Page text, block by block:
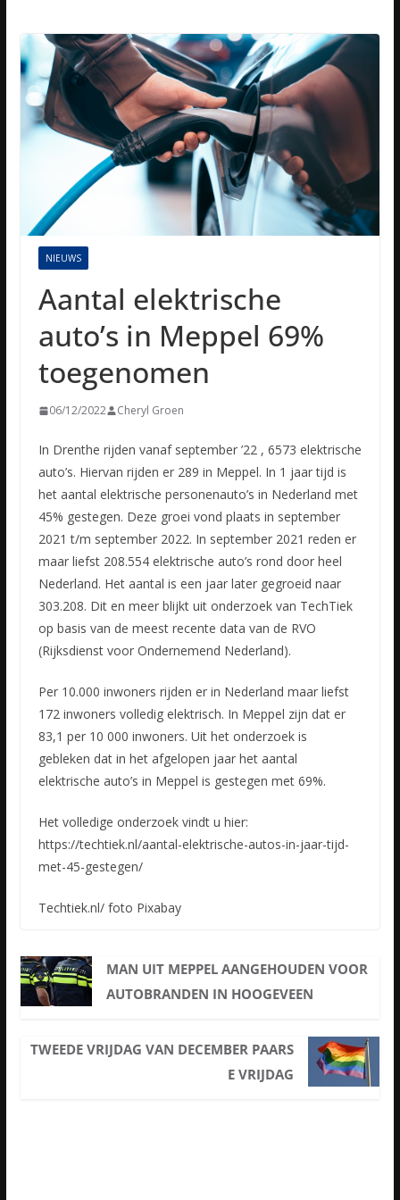
NIEUWS
Aantal elektrische
auto’s in Meppel 69%
toegenomen
06/12/2022 Cheryl Groen
In Drenthe rijden vanaf september ’22 , 6573 elektrische
auto’s. Hiervan rijden er 289 in Meppel. In 1 jaar tijd is
het aantal elektrische personenauto’s in Nederland met
45% gestegen. Deze groei vond plaats in september
2021 t/m september 2022. In september 2021 reden er
maar liefst 208.554 elektrische auto’s rond door heel
Nederland. Het aantal is een jaar later gegroeid naar
303.208. Dit en meer blijkt uit onderzoek van TechTiek
op basis van de meest recente data van de RVO
(Rijksdienst voor Ondernemend Nederland).
Per 10.000 inwoners rijden er in Nederland maar liefst
172 inwoners volledig elektrisch. In Meppel zijn dat er
83,1 per 10 000 inwoners. Uit het onderzoek is
gebleken dat in het afgelopen jaar het aantal
elektrische auto’s in Meppel is gestegen met 69%.
Het volledige onderzoek vindt u hier:
https://techtiek.nl/aantal-elektrische-autos-in-jaar-tijd-
met-45-gestegen/
Techtiek.nl/ foto Pixabay
MAN UIT MEPPEL AANGEHOUDEN VOOR
AUTOBRANDEN IN HOOGEVEEN
TWEEDE VRIJDAG VAN DECEMBER PAARS
E VRIJDAG